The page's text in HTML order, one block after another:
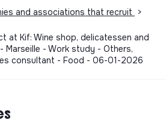
and associations that recruit
>
at Kif: Wine shop, delicatessen and
Marseille - Work study - Others,
consultant - Food - 06-01-2026